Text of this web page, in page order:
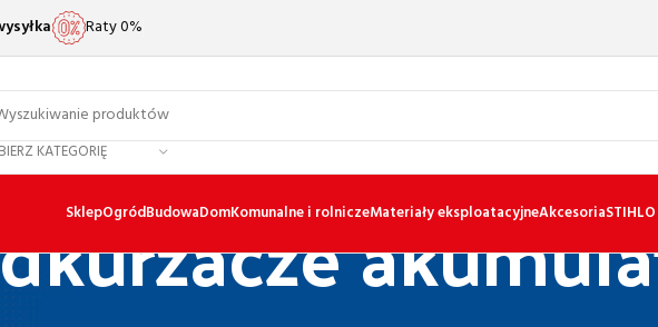
Raty 0%
KATEGORIĘ
SklepOgródBudowaDomKomunalne i rolniczeMateriały eksploatacyjneAkcesoriaSTIHL